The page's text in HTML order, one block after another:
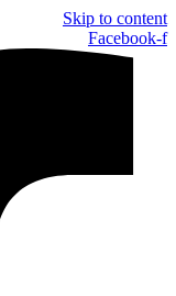
Skip to content
Facebook-f